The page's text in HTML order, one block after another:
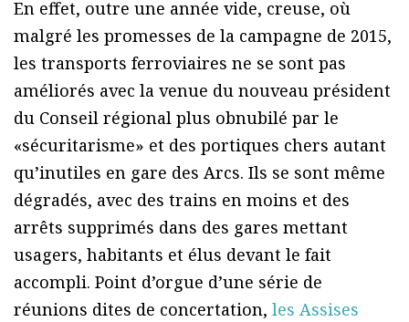
En effet, outre une année vide, creuse, où
malgré les promesses de la campagne de 2015,
les transports ferroviaires ne se sont pas
améliorés avec la venue du nouveau président
du Conseil régional plus obnubilé par le
«sécuritarisme» et des portiques chers autant
qu’inutiles en gare des Arcs. Ils se sont même
dégradés, avec des trains en moins et des
arrêts supprimés dans des gares mettant
usagers, habitants et élus devant le fait
accompli. Point d’orgue d’une série de
réunions dites de concertation, les Assises